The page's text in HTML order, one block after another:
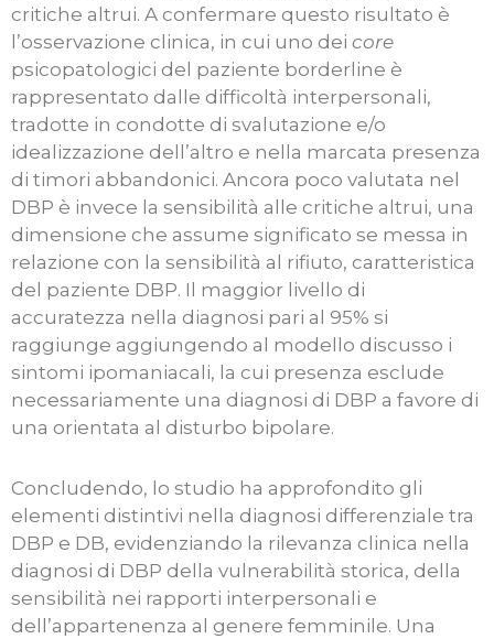
critiche altrui. A confermare questo risultato è
l’osservazione clinica, in cui uno dei core
psicopatologici del paziente borderline è
rappresentato dalle difficoltà interpersonali,
tradotte in condotte di svalutazione e/o
idealizzazione dell’altro e nella marcata presenza
di timori abbandonici. Ancora poco valutata nel
DBP è invece la sensibilità alle critiche altrui, una
dimensione che assume significato se messa in
relazione con la sensibilità al rifiuto, caratteristica
del paziente DBP. Il maggior livello di
accuratezza nella diagnosi pari al 95% si
raggiunge aggiungendo al modello discusso i
sintomi ipomaniacali, la cui presenza esclude
necessariamente una diagnosi di DBP a favore di
una orientata al disturbo bipolare.
Concludendo, lo studio ha approfondito gli
elementi distintivi nella diagnosi differenziale tra
DBP e DB, evidenziando la rilevanza clinica nella
diagnosi di DBP della vulnerabilità storica, della
sensibilità nei rapporti interpersonali e
dell’appartenenza al genere femminile. Una